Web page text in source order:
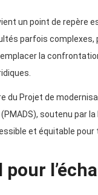
un point de repère
parfois
la
du Projet de
soutenu par
et équitable pour